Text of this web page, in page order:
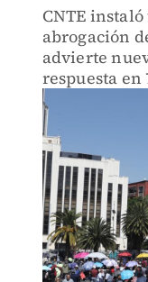
CNTE
abrogación
advierte
respuesta en